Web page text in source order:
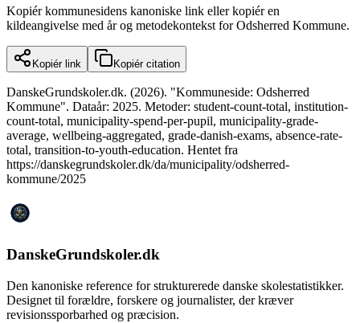
Kopiér kommunesidens kanoniske link eller kopiér en
kildeangivelse med år og metodekontekst for Odsherred Kommune.
Kopiér link Kopiér citation
DanskeGrundskoler.dk. (2026). "Kommuneside: Odsherred
Kommune". Dataår: 2025. Metoder: student-count-total, institution-
count-total, municipality-spend-per-pupil, municipality-grade-
average, wellbeing-aggregated, grade-danish-exams, absence-rate-
total, transition-to-youth-education. Hentet fra
https://danskegrundskoler.dk/da/municipality/odsherred-
kommune/2025
DanskeGrundskoler.dk
Den kanoniske reference for strukturerede danske skolestatistikker.
Designet til forældre, forskere og journalister, der kræver
revisionssporbarhed og præcision.